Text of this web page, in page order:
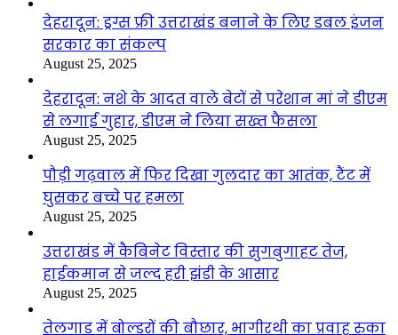
देहरादून: ड्रग्स फ्री उत्तराखंड बनाने के लिए डबल इंजन
सरकार का संकल्प
August 25, 2025
देहरादून: नशे के आदत वाले बेटों से परेशान मां ने डीएम
से लगाई गुहार, डीएम ने लिया सख्त फैसला
August 25, 2025
पौड़ी गढ़वाल में फिर दिखा गुलदार का आतंक, टैंट में
घुसकर बच्चे पर हमला
August 25, 2025
उत्तराखंड में कैबिनेट विस्तार की सुगबुगाहट तेज,
हाईकमान से जल्द हरी झंडी के आसार
August 25, 2025
तेलगाड में बोल्डरों की बौछार, भागीरथी का प्रवाह रुका